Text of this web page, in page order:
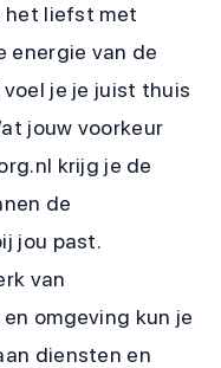
het liefst met
energie van de
je je juist thuis
jouw voorkeur
krijg je de
de
jou past.
van
omgeving kun je
diensten en